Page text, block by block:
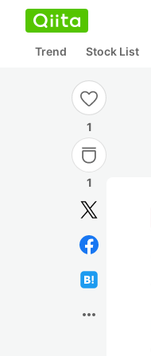
Trend Stock List
1
1
more_horiz